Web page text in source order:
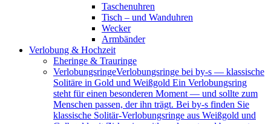
Taschenuhren
Tisch – und Wanduhren
Wecker
Armbänder
Verlobung & Hochzeit
Eheringe & Trauringe
VerlobungsringeVerlobungsringe bei by-s — klassische
Solitäre in Gold und Weißgold Ein Verlobungsring
steht für einen besonderen Moment — und sollte zum
Menschen passen, der ihn trägt. Bei by-s finden Sie
klassische Solitär-Verlobungsringe aus Weißgold und